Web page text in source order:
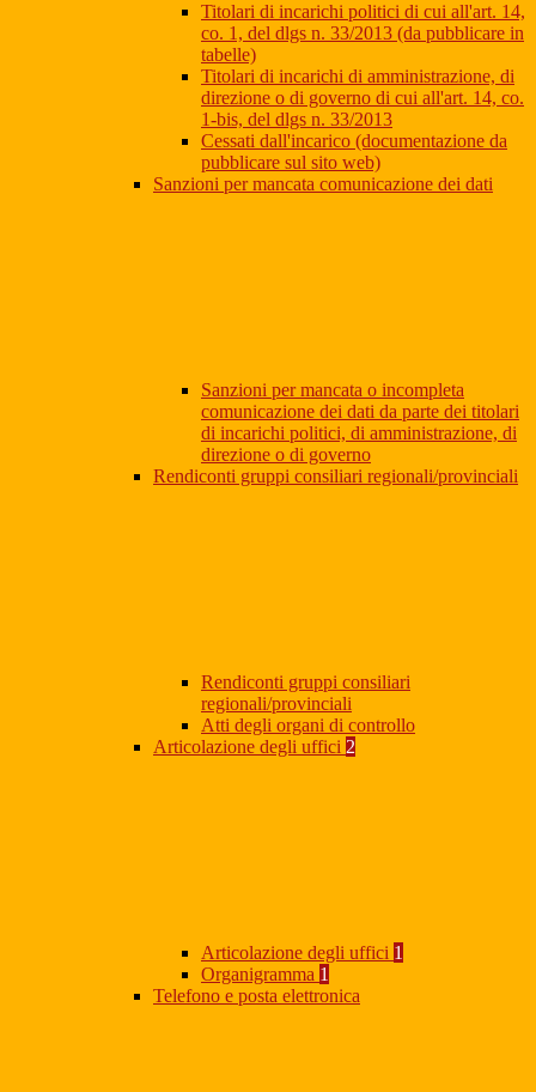
Titolari di incarichi politici di cui all'art. 14,
co. 1, del dlgs n. 33/2013 (da pubblicare in
tabelle)
Titolari di incarichi di amministrazione, di
direzione o di governo di cui all'art. 14, co.
1-bis, del dlgs n. 33/2013
Cessati dall'incarico (documentazione da
pubblicare sul sito web)
Sanzioni per mancata comunicazione dei dati
Sanzioni per mancata o incompleta
comunicazione dei dati da parte dei titolari
di incarichi politici, di amministrazione, di
direzione o di governo
Rendiconti gruppi consiliari regionali/provinciali
Rendiconti gruppi consiliari
regionali/provinciali
Atti degli organi di controllo
Articolazione degli uffici 2
Articolazione degli uffici 1
Organigramma 1
Telefono e posta elettronica